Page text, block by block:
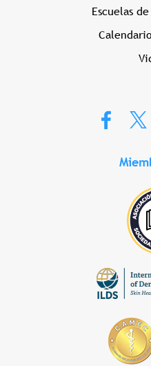
Escuelas